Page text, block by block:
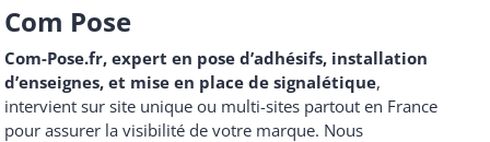
Com Pose
Com-Pose.fr, expert en pose d’adhésifs, installation
d’enseignes, et mise en place de signalétique,
intervient sur site unique ou multi-sites partout en France
pour assurer la visibilité de votre marque. Nous